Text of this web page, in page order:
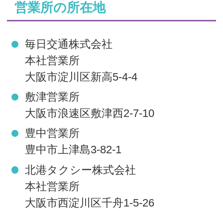
営業所の所在地
毎日交通株式会社
本社営業所
大阪市淀川区新高5-4-4
敷津営業所
大阪市浪速区敷津西2-7-10
豊中営業所
豊中市上津島3-82-1
北港タクシー株式会社
本社営業所
大阪市西淀川区千舟1-5-26